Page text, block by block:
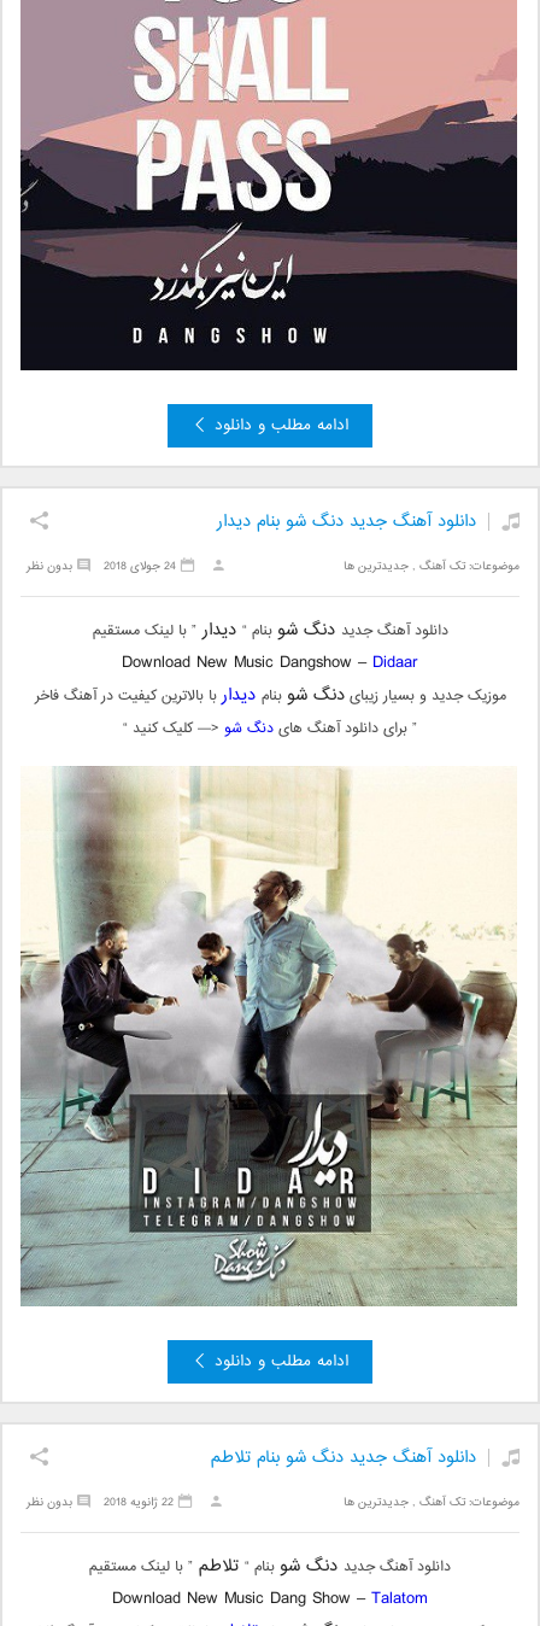
ادامه مطلب و دانلود
دانلود آهنگ جدید دنگ شو بنام دیدار
موضوعات:تک آهنگ ,جدیدترین ها بدون نظر 24 جولای 2018
دانلود آهنگ جدید دنگ شوبنام “ دیدار” با لینک مستقیم
Download New Music Dangshow – Didaar
موزیک جدید و بسیار زیبایدنگ شوبنام دیداربا بالاترین کیفیت در آهنگ فاخر
” برای دانلود آهنگ هایدنگ شو <— کلیک کنید “
ادامه مطلب و دانلود
دانلود آهنگ جدید دنگ شو بنام تلاطم
موضوعات:تک آهنگ ,جدیدترین ها بدون نظر 22 ژانویه 2018
دانلود آهنگ جدید دنگ شو بنام “ تلاطم ” با لینک مستقیم
Download New Music Dang Show –Talatom